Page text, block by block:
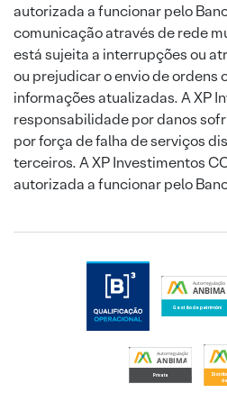
autorizada a funcionar pelo
comunicação através de rede
está sujeita a interrupções ou
ou prejudicar o envio de ordens
informações atualizadas. A XP
responsabilidade por danos
por força de falha de serviços
terceiros. A XP Investimentos
autorizada a funcionar pelo